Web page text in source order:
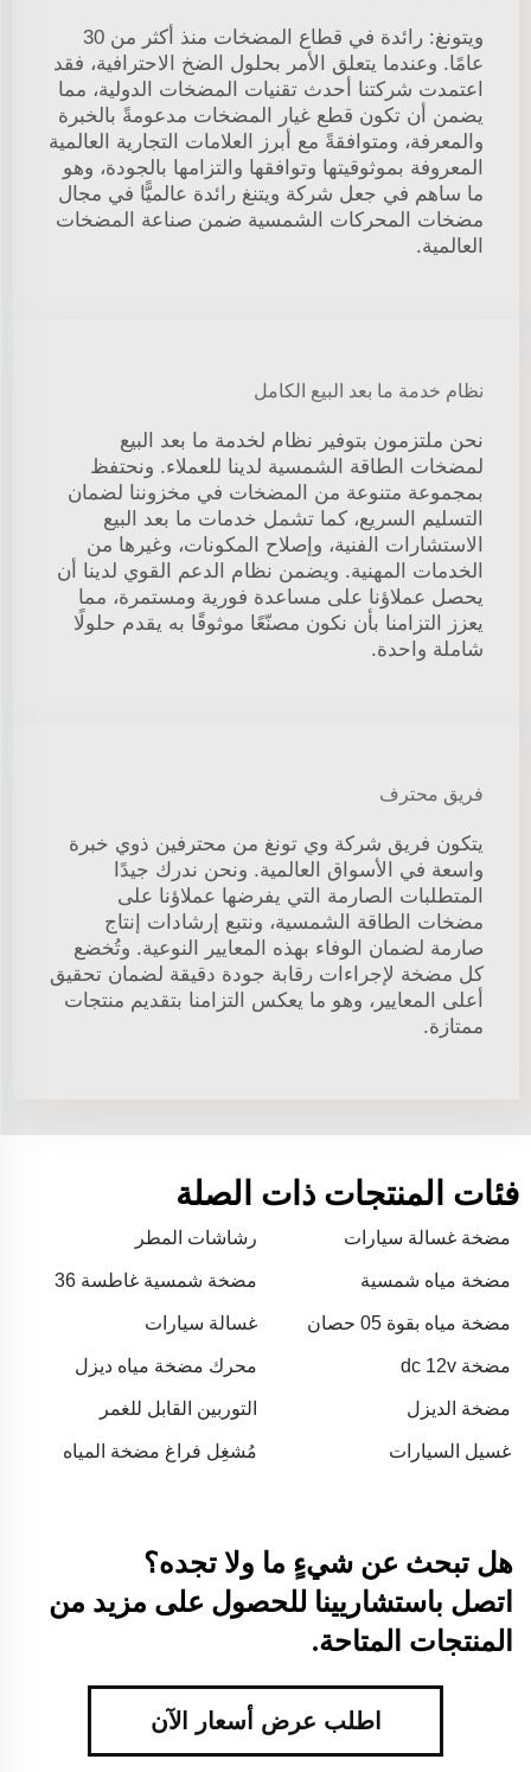
ويتونغ: رائدة في قطاع المضخات منذ أكثر من 30
عامًا. وعندما يتعلق الأمر بحلول الضخ الاحترافية، فقد
اعتمدت شركتنا أحدث تقنيات المضخات الدولية، مما
يضمن أن تكون قطع غيار المضخات مدعومةً بالخبرة
والمعرفة، ومتوافقةً مع أبرز العلامات التجارية العالمية
المعروفة بموثوقيتها وتوافقها والتزامها بالجودة، وهو
ما ساهم في جعل شركة ويتنغ رائدة عالميًّا في مجال
مضخات المحركات الشمسية ضمن صناعة المضخات
العالمية.
نظام خدمة ما بعد البيع الكامل
نحن ملتزمون بتوفير نظام لخدمة ما بعد البيع
لمضخات الطاقة الشمسية لدينا للعملاء. ونحتفظ
بمجموعة متنوعة من المضخات في مخزوننا لضمان
التسليم السريع، كما تشمل خدمات ما بعد البيع
الاستشارات الفنية، وإصلاح المكونات، وغيرها من
الخدمات المهنية. ويضمن نظام الدعم القوي لدينا أن
يحصل عملاؤنا على مساعدة فورية ومستمرة، مما
يعزز التزامنا بأن نكون مصنّعًا موثوقًا به يقدم حلولًا
شاملة واحدة.
فريق محترف
يتكون فريق شركة وي تونغ من محترفين ذوي خبرة
واسعة في الأسواق العالمية. ونحن ندرك جيدًا
المتطلبات الصارمة التي يفرضها عملاؤنا على
مضخات الطاقة الشمسية، ونتبع إرشادات إنتاج
صارمة لضمان الوفاء بهذه المعايير النوعية. وتُخضع
كل مضخة لإجراءات رقابة جودة دقيقة لضمان تحقيق
أعلى المعايير، وهو ما يعكس التزامنا بتقديم منتجات
ممتازة.
فئات المنتجات ذات الصلة
مضخة غسالة سيارات رشاشات المطر
مضخة مياه شمسية
مضخة شمسية غاطسة 36
مضخة مياه بقوة 05 حصان
غسالة سيارات
مضخة dc 12v محرك مضخة مياه ديزل
مضخة الديزل التوربين القابل للغمر
غسيل السيارات مُشغِل فراغ مضخة المياه
هل تبحث عن شيءٍ ما ولا تجده؟
اتصل باستشاريينا للحصول على مزيد من
المنتجات المتاحة.
اطلب عرض أسعار الآن